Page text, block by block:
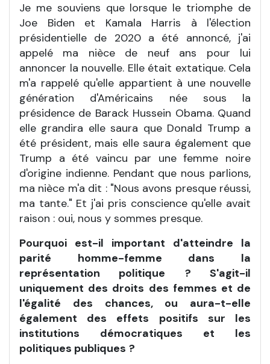
Je me souviens que lorsque le triomphe de
Joe Biden et Kamala Harris à l'élection
présidentielle de 2020 a été annoncé, j'ai
appelé ma nièce de neuf ans pour lui
annoncer la nouvelle. Elle était extatique. Cela
m'a rappelé qu'elle appartient à une nouvelle
génération d'Américains née sous la
présidence de Barack Hussein Obama. Quand
elle grandira elle saura que Donald Trump a
été président, mais elle saura également que
Trump a été vaincu par une femme noire
d'origine indienne. Pendant que nous parlions,
ma nièce m'a dit : "Nous avons presque réussi,
ma tante." Et j'ai pris conscience qu'elle avait
raison : oui, nous y sommes presque.
Pourquoi est-il important d'atteindre la
parité homme-femme dans la
représentation politique
? S'agit-il
uniquement des droits des femmes et de
l'égalité des chances, ou aura-t-elle
également des effets positifs sur les
institutions démocratiques et les
politiques publiques ?